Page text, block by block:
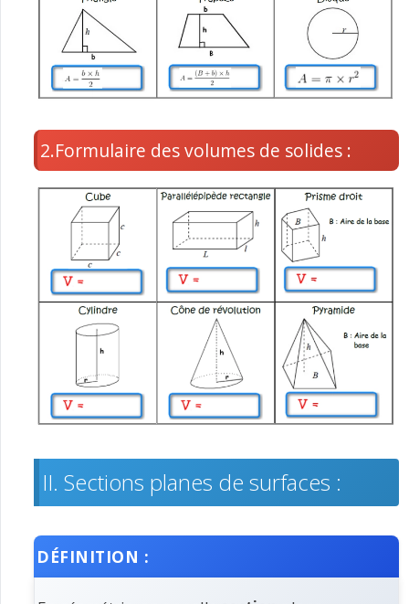
2.Formulaire des volumes de solides :
II. Sections planes de surfaces :
DÉFINITION :